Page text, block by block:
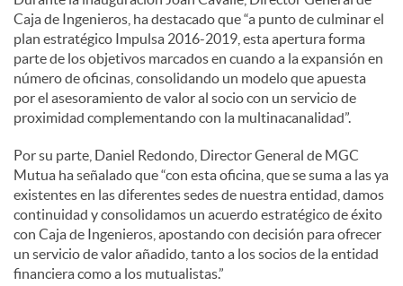
Caja de Ingenieros, ha destacado que “a punto de culminar el
plan estratégico Impulsa 2016-2019, esta apertura forma
parte de los objetivos marcados en cuando a la expansión en
número de oficinas, consolidando un modelo que apuesta
por el asesoramiento de valor al socio con un servicio de
proximidad complementando con la multinacanalidad”.
Por su parte, Daniel Redondo, Director General de MGC
Mutua ha señalado que “con esta oficina, que se suma a las ya
existentes en las diferentes sedes de nuestra entidad, damos
continuidad y consolidamos un acuerdo estratégico de éxito
con Caja de Ingenieros, apostando con decisión para ofrecer
un servicio de valor añadido, tanto a los socios de la entidad
financiera como a los mutualistas.”